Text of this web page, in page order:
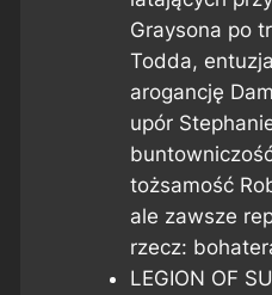
Graysona po
Todda,
arogancję
upór
tożsamość
ale zawsze
rzecz:
LEGION OF